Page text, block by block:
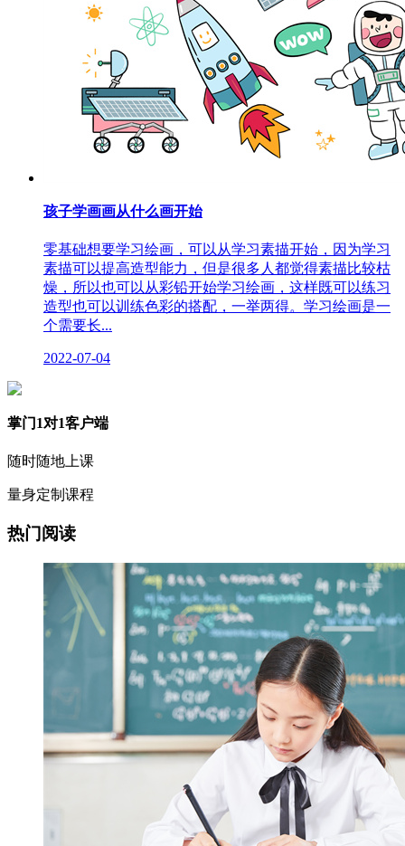
孩子学画画从什么画开始
零基础想要学习绘画，可以从学习素描开始，因为学习
素描可以提高造型能力，但是很多人都觉得素描比较枯
燥，所以也可以从彩铅开始学习绘画，这样既可以练习
造型也可以训练色彩的搭配，一举两得。学习绘画是一
个需要长...
2022-07-04
掌门1对1客户端
随时随地上课
量身定制课程
热门阅读